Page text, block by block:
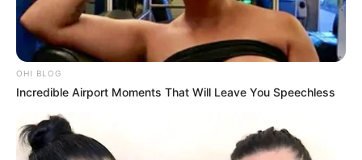
OHI BLOG
Incredible Airport Moments That Will Leave You Speechless